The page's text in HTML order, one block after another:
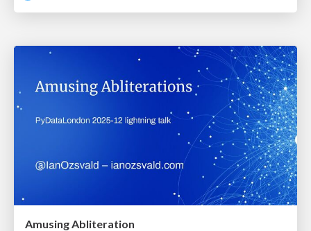
Amusing Abliteration